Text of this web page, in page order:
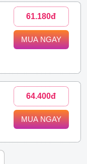
61.180đ
MUA NGAY
64.400đ
MUA NGAY